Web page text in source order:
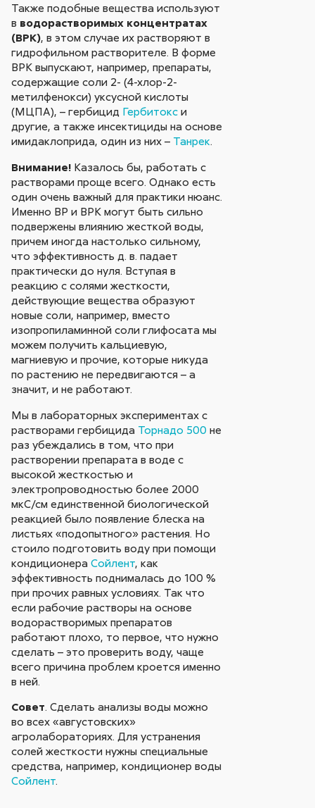
Также подобные вещества используют
в водорастворимых концентратах
(ВРК), в этом случае их растворяют в
гидрофильном растворителе. В форме
ВРК выпускают, например, препараты,
содержащие соли 2- (4-хлор-2-
метилфенокси) уксусной кислоты
(МЦПА), – гербицид Гербитокс и
другие, а также инсектициды на основе
имидаклоприда, один из них – Танрек.
Внимание! Казалось бы, работать с
растворами проще всего. Однако есть
один очень важный для практики нюанс.
Именно ВР и ВРК могут быть сильно
подвержены влиянию жесткой воды,
причем иногда настолько сильному,
что эффективность д. в. падает
практически до нуля. Вступая в
реакцию с солями жесткости,
действующие вещества образуют
новые соли, например, вместо
изопропиламинной соли глифосата мы
можем получить кальциевую,
магниевую и прочие, которые никуда
по растению не передвигаются – а
значит, и не работают.
Мы в лабораторных экспериментах с
растворами гербицида Торнадо 500 не
раз убеждались в том, что при
растворении препарата в воде с
высокой жесткостью и
электропроводностью более 2000
мкС/см единственной биологической
реакцией было появление блеска на
листьях «подопытного» растения. Но
стоило подготовить воду при помощи
кондиционераСойлент, как
эффективность поднималась до 100 %
при прочих равных условиях. Так что
если рабочие растворы на основе
водорастворимых препаратов
работают плохо, то первое, что нужно
сделать – это проверить воду, чаще
всего причина проблем кроется именно
в ней.
Совет. Сделать анализы воды можно
во всех «августовских»
агролабораториях. Для устранения
солей жесткости нужны специальные
средства, например, кондиционер воды
Сойлент.